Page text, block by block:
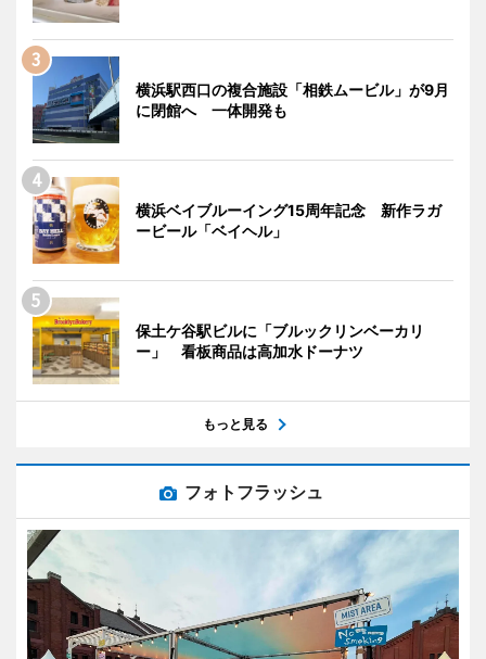
横浜駅西口の複合施設「相鉄ムービル」が9月
に閉館へ 一体開発も
横浜ベイブルーイング15周年記念 新作ラガ
ービール「ベイヘル」
保土ケ谷駅ビルに「ブルックリンベーカリ
ー」 看板商品は高加水ドーナツ
もっと見る
フォトフラッシュ